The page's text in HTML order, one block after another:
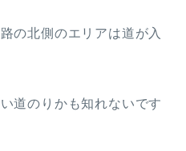
の北側のエリアは道が入
道のりかも知れないです